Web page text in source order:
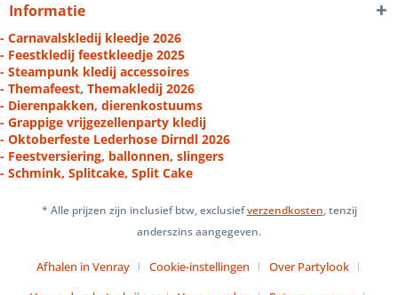
Informatie
- Carnavalskledij kleedje 2026
- Feestkledij feestkleedje 2025
- Steampunk kledij accessoires
- Themafeest, Themakledij 2026
- Dierenpakken, dierenkostuums
- Grappige vrijgezellenparty kledij
- Oktoberfeste Lederhose Dirndl 2026
- Feestversiering, ballonnen, slingers
- Schmink, Splitcake, Split Cake
* Alle prijzen zijn inclusief btw, exclusiefverzendkosten, tenzij
anderszins aangegeven.
Afhalen in Venray Cookie-instellingen
Over Partylook